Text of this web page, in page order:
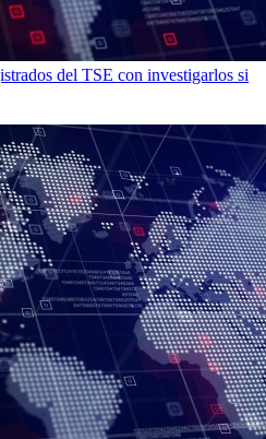
del TSE con investigarlos si